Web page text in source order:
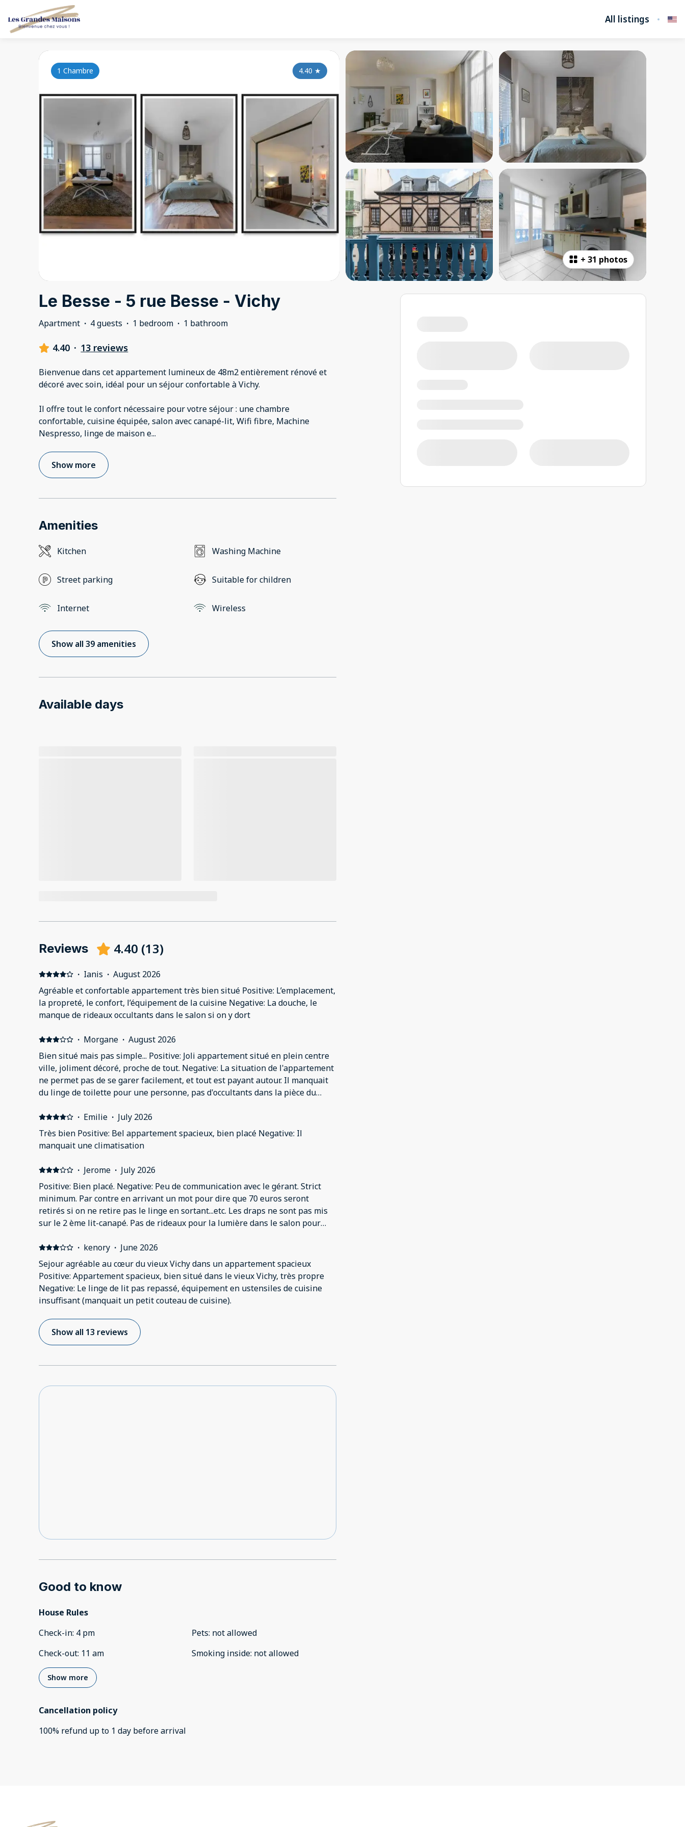
All listings
+ 31 photos
4.40 ★
1 Chambre
Le Besse - 5 rue Besse - Vichy
Apartment · 4 guests · 1 bedroom · 1 bathroom
4.40 · 13 reviews
Bienvenue dans cet appartement lumineux de 48m2 entièrement rénové et
décoré avec soin, idéal pour un séjour confortable à Vichy.
Il offre tout le confort nécessaire pour votre séjour : une chambre
confortable, cuisine équipée, salon avec canapé-lit, Wifi fibre, Machine
Nespresso, linge de maison e...
Show more
Amenities
Kitchen Washing Machine
Street parking Suitable for children
Internet Wireless
Show all 39 amenities
Available days
Reviews 4.40 (13)
· Ianis · August 2026
Agréable et confortable appartement très bien situé Positive: L’emplacement,
la propreté, le confort, l’équipement de la cuisine Negative: La douche, le
manque de rideaux occultants dans le salon si on y dort
· Morgane · August 2026
Bien situé mais pas simple... Positive: Joli appartement situé en plein centre
ville, joliment décoré, proche de tout. Negative: La situation de l'appartement
ne permet pas de se garer facilement, et tout est payant autour. Il manquait
du linge de toilette pour une personne, pas d'occultants dans la pièce du
le sol, une des poignées de contrôle de la douche est cassé et j'ai dû laver la
vaisselle avant usage car tout avait une odeur très forte de rance. Je ne
conseille pas non plus avec les enfants car il faut récupérer et redeposer les
clés à quelques rues de là où l'arrêt minute est impossible, avec
l'impossibilité de se garer à côté ça devient vite galère.
· Emilie · July 2026
Très bien Positive: Bel appartement spacieux, bien placé Negative: Il
manquait une climatisation
· Jerome · July 2026
Positive: Bien placé. Negative: Peu de communication avec le gérant. Strict
minimum. Par contre en arrivant un mot pour dire que 70 euros seront
retirés si on ne retire pas le linge en sortant...etc. Les draps ne sont pas mis
sur le 2 ème lit-canapé. Pas de rideaux pour la lumière dans le salon pour
· kenory · June 2026
Sejour agréable au cœur du vieux Vichy dans un appartement spacieux
Positive: Appartement spacieux, bien situé dans le vieux Vichy, très propre
Negative: Le linge de lit pas repassé, équipement en ustensiles de cuisine
insuffisant (manquait un petit couteau de cuisine).
Show all 13 reviews
Good to know
House Rules
Check-in: 4 pm
Check-out: 11 am
Pets: not allowed
Smoking inside: not allowed
Show more
Cancellation policy
100% refund up to 1 day beforearrival